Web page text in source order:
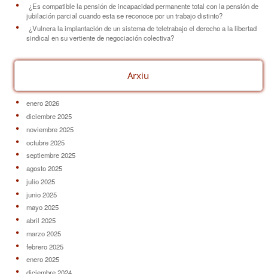
¿Es compatible la pensión de incapacidad permanente total con la pensión de
jubilación parcial cuando esta se reconoce por un trabajo distinto?
¿Vulnera la implantación de un sistema de teletrabajo el derecho a la libertad
sindical en su vertiente de negociación colectiva?
Arxiu
enero 2026
diciembre 2025
noviembre 2025
octubre 2025
septiembre 2025
agosto 2025
julio 2025
junio 2025
mayo 2025
abril 2025
marzo 2025
febrero 2025
enero 2025